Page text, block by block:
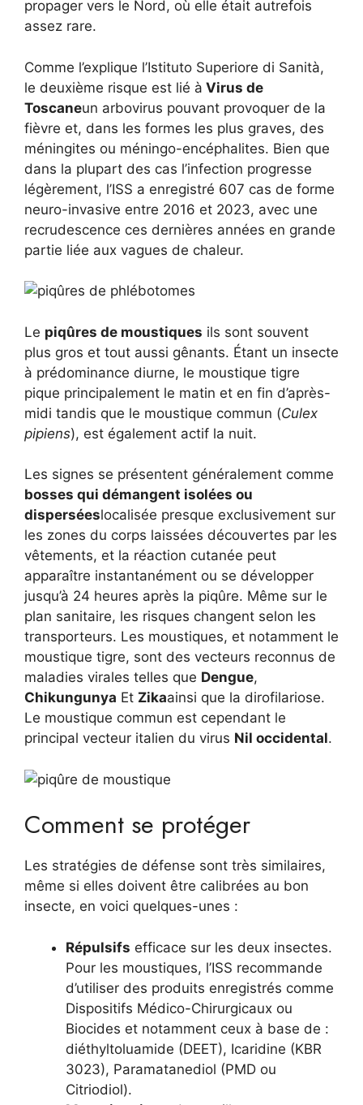
propager vers le Nord, où elle était autrefois
assez rare.
Comme l’explique l’Istituto Superiore di Sanità,
le deuxième risque est lié à Virus de
Toscaneun arbovirus pouvant provoquer de la
fièvre et, dans les formes les plus graves, des
méningites ou méningo-encéphalites. Bien que
dans la plupart des cas l’infection progresse
légèrement, l’ISS a enregistré 607 cas de forme
neuro-invasive entre 2016 et 2023, avec une
recrudescence ces dernières années en grande
partie liée aux vagues de chaleur.
Le piqûres de moustiques ils sont souvent
plus gros et tout aussi gênants. Étant un insecte
à prédominance diurne, le moustique tigre
pique principalement le matin et en fin d’après-
midi tandis que le moustique commun (Culex
pipiens), est également actif la nuit.
Les signes se présentent généralement comme
bosses qui démangent isolées ou
disperséeslocalisée presque exclusivement sur
les zones du corps laissées découvertes par les
vêtements, et la réaction cutanée peut
apparaître instantanément ou se développer
jusqu’à 24 heures après la piqûre. Même sur le
plan sanitaire, les risques changent selon les
transporteurs. Les moustiques, et notamment le
moustique tigre, sont des vecteurs reconnus de
maladies virales telles que Dengue,
Chikungunya Et Zikaainsi que la dirofilariose.
Le moustique commun est cependant le
principal vecteur italien du virus Nil occidental.
Comment se protéger
Les stratégies de défense sont très similaires,
même si elles doivent être calibrées au bon
insecte, en voici quelques-unes :
Répulsifs efficace sur les deux insectes.
Pour les moustiques, l’ISS recommande
d’utiliser des produits enregistrés comme
Dispositifs Médico-Chirurgicaux ou
Biocides et notamment ceux à base de :
diéthyltoluamide (DEET), Icaridine (KBR
3023), Paramatanediol (PMD ou
Citriodiol).